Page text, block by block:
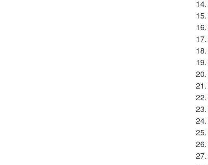
14.
15.
16.
17.
18.
19.
20.
21.
22.
23.
24.
25.
26.
27.